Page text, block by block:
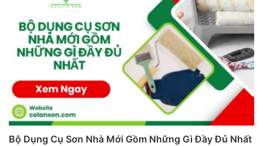
Bộ Dụng Cụ Sơn Nhà Mới Gồm Những Gì Đầy Đủ Nhất